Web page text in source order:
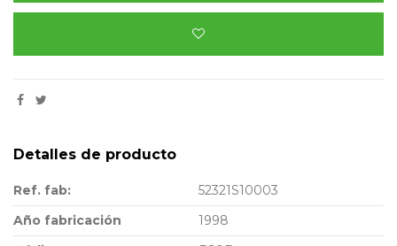
Detalles de producto
Ref. fab:
52321S10003
Año fabricación
1998